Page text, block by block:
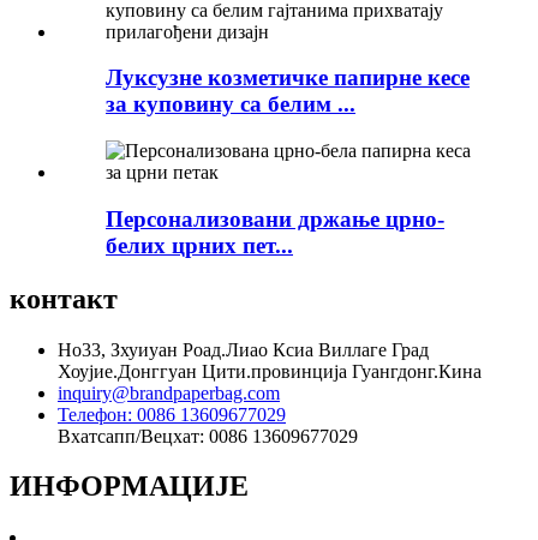
Луксузне козметичке папирне кесе
за куповину са белим ...
Персонализовани држање црно-
белих црних пет...
контакт
Но33, Зхуиуан Роад.Лиао Ксиа Виллаге Град
Хоујие.Донггуан Цити.провинција Гуангдонг.Кина
inquiry@brandpaperbag.com
Телефон: 0086 13609677029
Вхатсапп/Вецхат: 0086 13609677029
ИНФОРМАЦИЈЕ